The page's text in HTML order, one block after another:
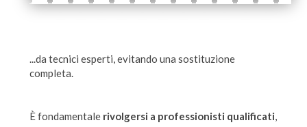
...da tecnici esperti, evitando una sostituzione
completa.
È fondamentale rivolgersi a professionisti qualificati